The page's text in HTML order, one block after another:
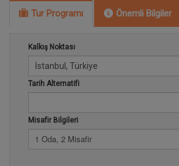
Tur Programı Önemli Bilgiler
Kalkış Noktası
Tarih Alternatifi
Misafir Bilgileri
1 Oda, 2 Misafir